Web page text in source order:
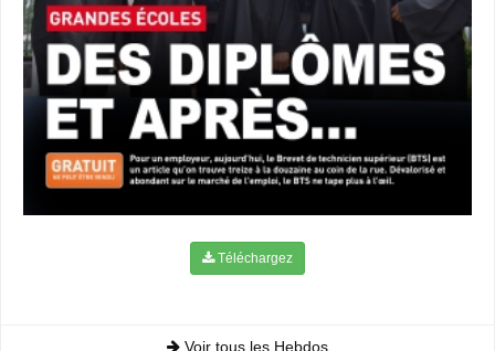
Téléchargez
Voir tous les Hebdos